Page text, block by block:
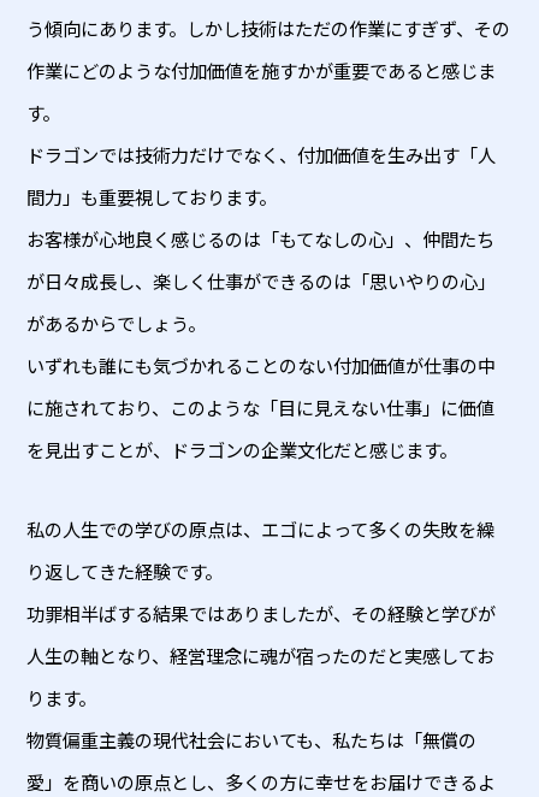
う傾向にあります。しかし技術はただの作業にすぎず、その
作業にどのような付加価値を施すかが重要であると感じま
す。
ドラゴンでは技術力だけでなく、付加価値を生み出す「人
間力」も重要視しております。
お客様が心地良く感じるのは「もてなしの心」、仲間たち
が日々成長し、楽しく仕事ができるのは「思いやりの心」
があるからでしょう。
いずれも誰にも気づかれることのない付加価値が仕事の中
に施されており、このような「目に見えない仕事」に価値
を見出すことが、ドラゴンの企業文化だと感じます。
私の人生での学びの原点は、エゴによって多くの失敗を繰
り返してきた経験です。
功罪相半ばする結果ではありましたが、その経験と学びが
人生の軸となり、経営理念に魂が宿ったのだと実感してお
ります。
物質偏重主義の現代社会においても、私たちは「無償の
愛」を商いの原点とし、多くの方に幸せをお届けできるよ